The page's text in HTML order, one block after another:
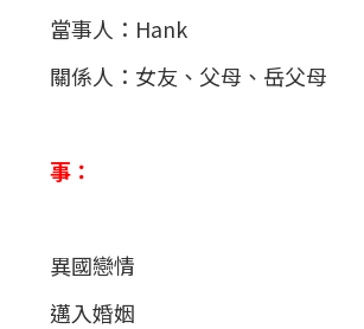
當事人：Hank
關係人：女友、父母、岳父母
事：
異國戀情
邁入婚姻